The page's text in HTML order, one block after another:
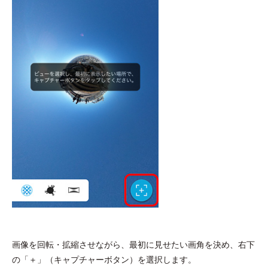
画像を回転・拡縮させながら、最初に見せたい画角を決め、右下
の「＋」（キャプチャーボタン）を選択します。